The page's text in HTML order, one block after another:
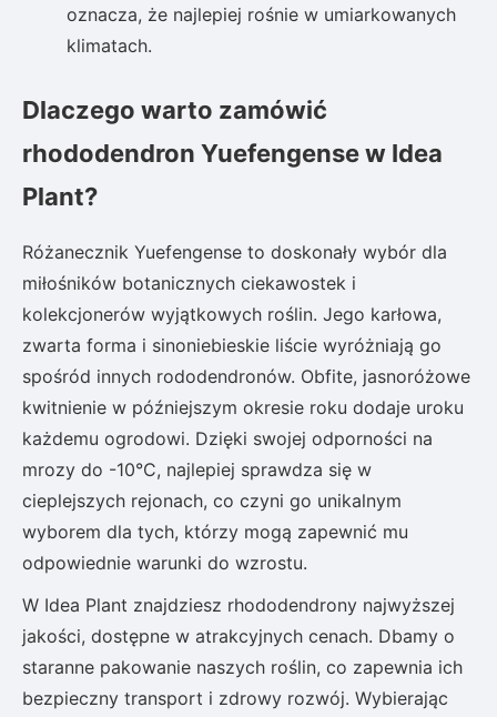
oznacza, że najlepiej rośnie w umiarkowanych
klimatach.
Dlaczego warto zamówić
rhododendron Yuefengense w Idea
Plant?
Różanecznik Yuefengense to doskonały wybór dla
miłośników botanicznych ciekawostek i
kolekcjonerów wyjątkowych roślin. Jego karłowa,
zwarta forma i sinoniebieskie liście wyróżniają go
spośród innych rododendronów. Obfite, jasnoróżowe
kwitnienie w późniejszym okresie roku dodaje uroku
każdemu ogrodowi. Dzięki swojej odporności na
mrozy do -10°C, najlepiej sprawdza się w
cieplejszych rejonach, co czyni go unikalnym
wyborem dla tych, którzy mogą zapewnić mu
odpowiednie warunki do wzrostu.
W Idea Plant znajdziesz rhododendrony najwyższej
jakości, dostępne w atrakcyjnych cenach. Dbamy o
staranne pakowanie naszych roślin, co zapewnia ich
bezpieczny transport i zdrowy rozwój. Wybierając